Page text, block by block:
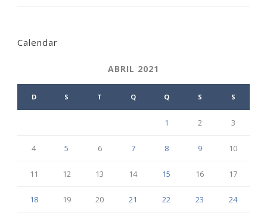
Calendar
ABRIL 2021
D S T Q Q S S
1 2 3
4 5 6 7 8 9 10
11 12 13 14 15 16 17
18 19 20 21 22 23 24